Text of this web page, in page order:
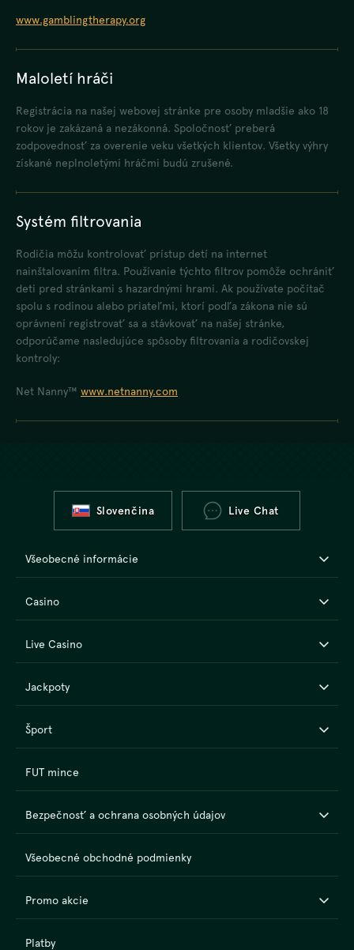
www.gamblingtherapy.org
Maloletí hráči
Registrácia na našej webovej stránke pre osoby mladšie ako 18
rokov je zakázaná a nezákonná. Spoločnosť preberá
zodpovednosť za overenie veku všetkých klientov. Všetky výhry
získané neplnoletými hráčmi budú zrušené.
Systém filtrovania
Rodičia môžu kontrolovať prístup detí na internet
nainštalovaním filtra. Používanie týchto filtrov pomôže ochrániť
deti pred stránkami s hazardnými hrami. Ak používate počítač
spolu s rodinou alebo priateľmi, ktorí podľa zákona nie sú
oprávnení registrovať sa a stávkovať na našej stránke,
odporúčame nasledujúce spôsoby filtrovania a rodičovskej
kontroly:
Net Nanny™ www.netnanny.com
Slovenčina Live Chat
Všeobecné informácie
Casino
Live Casino
Jackpoty
Šport
FUT mince
Bezpečnosť a ochrana osobných údajov
Všeobecné obchodné podmienky
Promo akcie
Platby